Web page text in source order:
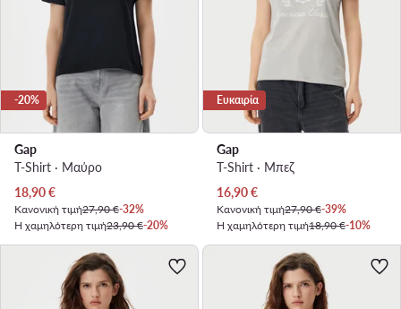
-20%
Gap
T-Shirt · Μαύρο
Τρέχουσα τιμή
18,90€
Κανονική τιμή27,90 €-32%
Η χαμηλότερη τιμή23,90 €-20%
Ευκαιρία
Gap
T-Shirt · Μπεζ
Τρέχουσα τιμή
16,90€
Κανονική τιμή27,90 €-39%
Η χαμηλότερη τιμή18,90 €-10%